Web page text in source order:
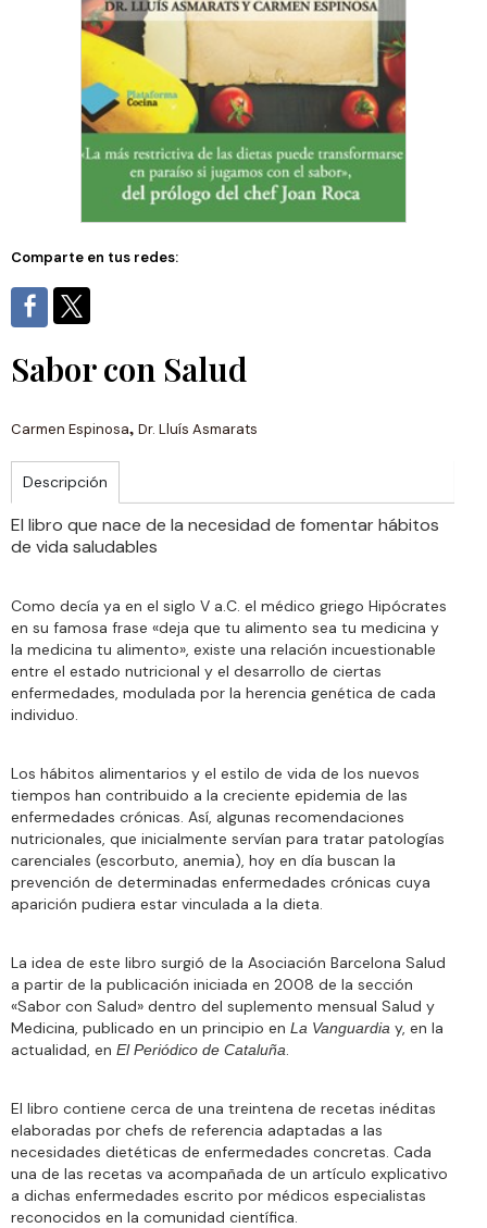
Comparte en tus redes:
Sabor con Salud
Carmen Espinosa, Dr. Lluís Asmarats
Descripción
El libro que nace de la necesidad de fomentar hábitos
de vida saludables
Como decía ya en el siglo V a.C. el médico griego Hipócrates
en su famosa frase «deja que tu alimento sea tu medicina y
la medicina tu alimento», existe una relación incuestionable
entre el estado nutricional y el desarrollo de ciertas
enfermedades, modulada por la herencia genética de cada
individuo.
Los hábitos alimentarios y el estilo de vida de los nuevos
tiempos han contribuido a la creciente epidemia de las
enfermedades crónicas. Así, algunas recomendaciones
nutricionales, que inicialmente servían para tratar patologías
carenciales (escorbuto, anemia), hoy en día buscan la
prevención de determinadas enfermedades crónicas cuya
aparición pudiera estar vinculada a la dieta.
La idea de este libro surgió de la Asociación Barcelona Salud
a partir de la publicación iniciada en 2008 de la sección
«Sabor con Salud» dentro del suplemento mensual Salud y
Medicina, publicado en un principio en La Vanguardia y, en la
actualidad, en El Periódico de Cataluña.
El libro contiene cerca de una treintena de recetas inéditas
elaboradas por chefs de referencia adaptadas a las
necesidades dietéticas de enfermedades concretas. Cada
una de las recetas va acompañada de un artículo explicativo
a dichas enfermedades escrito por médicos especialistas
reconocidos en la comunidad científica.